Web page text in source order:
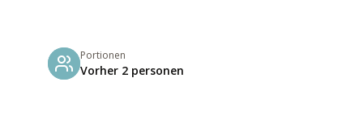
Portionen
Vorher 2 personen